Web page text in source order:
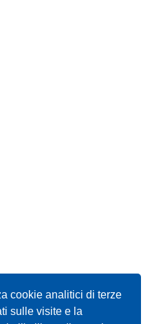
cookie analitici di terze
sulle visite e la